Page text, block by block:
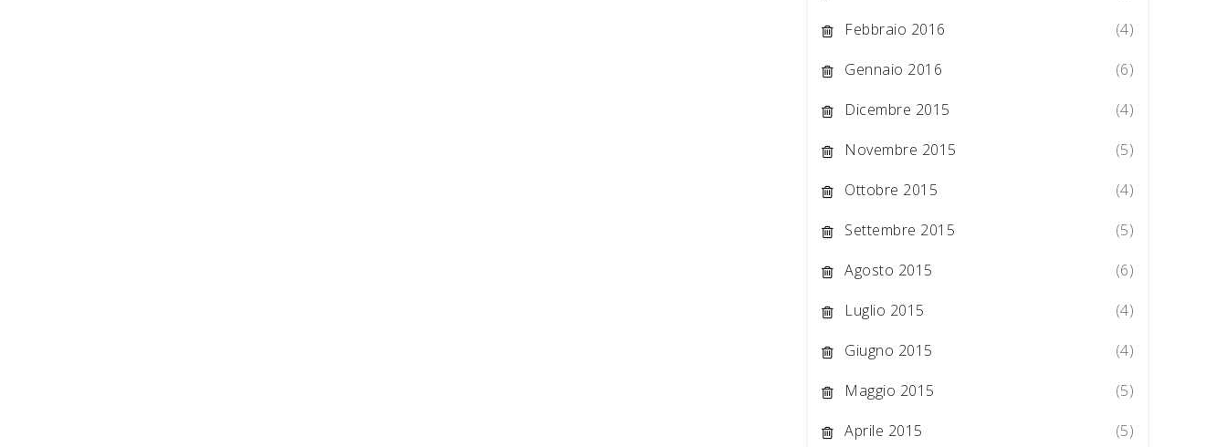
Febbraio 2016
(4)
Gennaio 2016
(6)
Dicembre 2015
(4)
Novembre 2015
(5)
Ottobre 2015
(4)
Settembre 2015
(5)
Agosto 2015
(6)
Luglio 2015
(4)
Giugno 2015
(4)
Maggio 2015
(5)
Aprile 2015
(5)